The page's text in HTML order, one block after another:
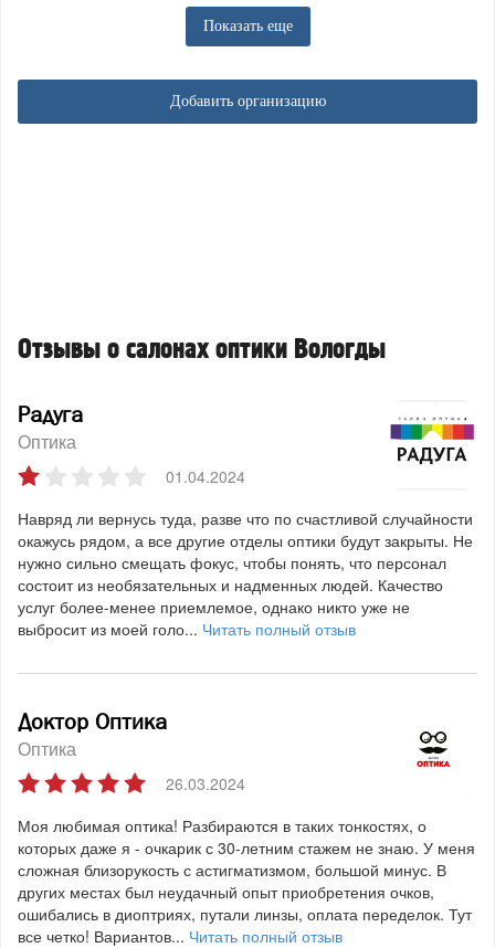
Показать еще
Добавить организацию
Отзывы о салонах оптики Вологды
Радуга
Оптика
01.04.2024
Навряд ли вернусь туда, разве что по счастливой случайности
окажусь рядом, а все другие отделы оптики будут закрыты. Не
нужно сильно смещать фокус, чтобы понять, что персонал
состоит из необязательных и надменных людей. Качество
услуг более-менее приемлемое, однако никто уже не
выбросит из моей голо... Читать полный отзыв
Доктор Оптика
Оптика
26.03.2024
Моя любимая оптика! Разбираются в таких тонкостях, о
которых даже я - очкарик с 30-летним стажем не знаю. У меня
сложная близорукость с астигматизмом, большой минус. В
других местах был неудачный опыт приобретения очков,
ошибались в диоптриях, путали линзы, оплата переделок. Тут
все четко! Вариантов... Читать полный отзыв